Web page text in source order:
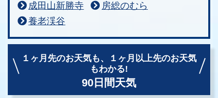
成田山新勝寺
房総のむら
養老渓谷
１ヶ月先のお天気も、
１ヶ月以上先のお天気
もわかる!
90日間天気